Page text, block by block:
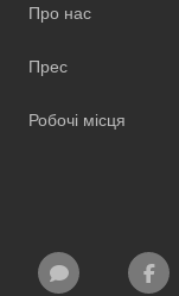
Про нас
Прес
Робочі місця